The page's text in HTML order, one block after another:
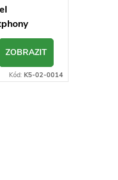
ZOBRAZIT
Kód: K5-02-0014